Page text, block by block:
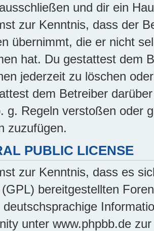
und dir ein
zur Kenntnis, dass der
übernimmt, die er nicht
hat. Du gestattest dem
jederzeit zu löschen
dem Betreiber
g. Regeln verstoßen oder
zuzufügen.
PUBLIC LICENSE
zur Kenntnis, dass es
bereitgestellten
deutschsprachige
unter www.phpbb.de